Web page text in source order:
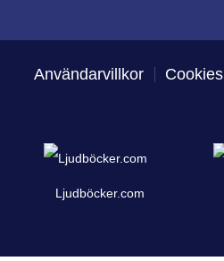
Användarvillkor Cookies
Ljudböcker.com